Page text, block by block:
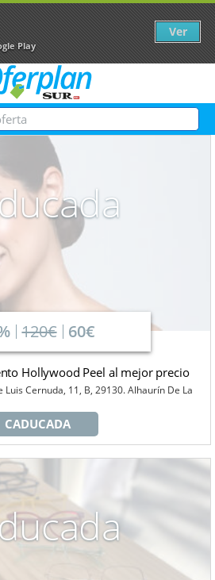
120€ 60€
Hollywood Peel al mejor precio
Luis Cernuda, 11, B, 29130. Alhaurín De La
CADUCADA
Play
Ver